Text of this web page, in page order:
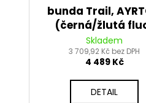
bunda Trail,
(černá/žlutá
šedá) 2026
Skladem
3 709,92 Kč bez DPH
4 489 Kč
DETAIL